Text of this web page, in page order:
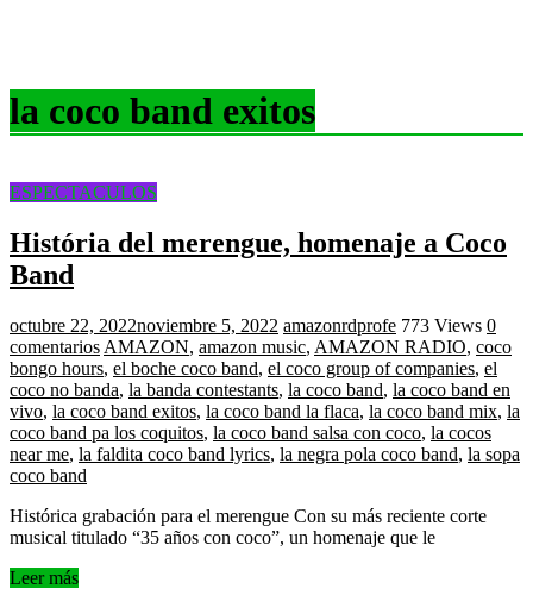
la coco band exitos
ESPECTACULOS
História del merengue, homenaje a Coco
Band
octubre 22, 2022noviembre 5, 2022 amazonrdprofe 773 Views 0
comentarios AMAZON, amazon music, AMAZON RADIO, coco
bongo hours, el boche coco band, el coco group of companies, el
coco no banda, la banda contestants, la coco band, la coco band en
vivo, la coco band exitos, la coco band la flaca, la coco band mix, la
coco band pa los coquitos, la coco band salsa con coco, la cocos
near me, la faldita coco band lyrics, la negra pola coco band, la sopa
coco band
Histórica grabación para el merengue Con su más reciente corte
musical titulado “35 años con coco”, un homenaje que le
Leer más